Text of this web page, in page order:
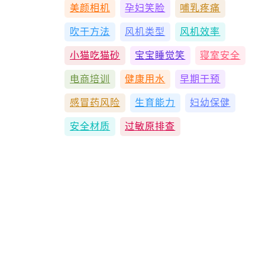
美颜相机 孕妇笑脸 哺乳疼痛
吹干方法 风机类型 风机效率
小猫吃猫砂 宝宝睡觉笑 寝室安全
电商培训 健康用水 早期干预
感冒药风险 生育能力 妇幼保健
安全材质 过敏原排查